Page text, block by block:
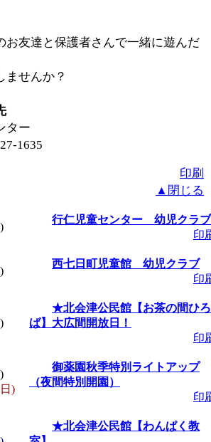
お友達と保護者さんで一緒に遊んだ
せんか？
ター
1635
印刷
▲閉じる
行仁児童センター 幼児クラブ
印
西七日町児童館 幼児クラブ
印
★北会津公民館【お茶の間ひろ
ば】大広間開放日！
印
)
御薬園秋季特別ライトアップ
（夜間特別開園）
印
★北会津公民館【わんぱく教